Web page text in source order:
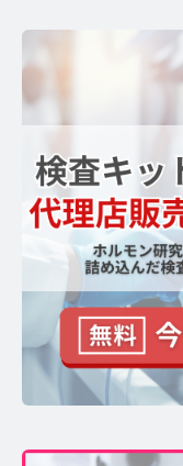
【ストレスを見
毛髪ホルモン量
ュー
よくあるご質問 TOP
医療機関・報道関係者
【医療機関向け
【一般・報道関係
ロード